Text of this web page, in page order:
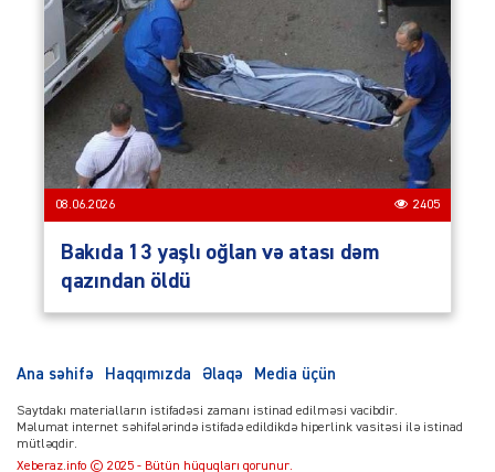
08.06.2026 2405
Bakıda 13 yaşlı oğlan və atası dəm
qazından öldü
Ana səhifə Haqqımızda Əlaqə Media üçün
Saytdakı materialların istifadəsi zamanı istinad edilməsi vacibdir.
Məlumat internet səhifələrində istifadə edildikdə hiperlink vasitəsi ilə istinad
mütləqdir.
Xeberaz.info © 2025 - Bütün hüquqları qorunur.